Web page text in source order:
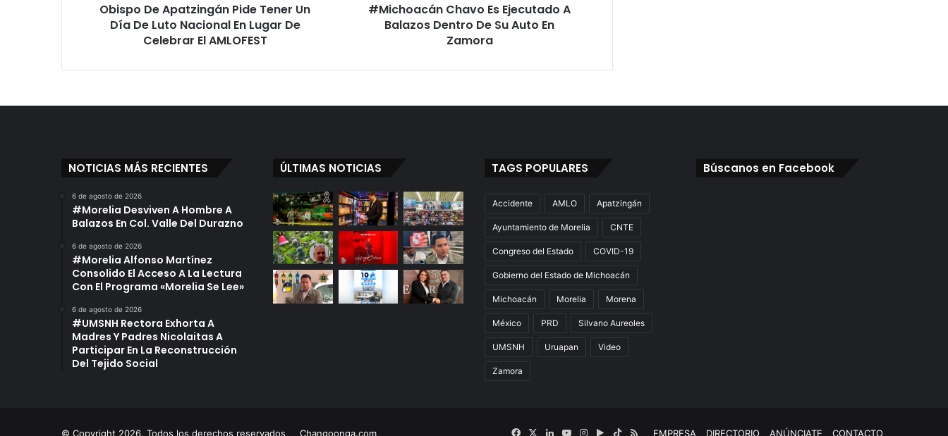
Nacional
Obispo De Apatzingán Pide Tener Un
Día De Luto Nacional En Lugar De
Celebrar El AMLOFEST
#Michoacán Chavo Es Ejecutado A
Balazos Dentro De Su Auto En
Zamora
NOTICIAS MÁS RECIENTES
6 de agosto de 2026
#Morelia Desviven A Hombre A
Balazos En Col. Valle Del Durazno
6 de agosto de 2026
#Morelia Alfonso Martínez
Consolido El Acceso A La Lectura
Con El Programa «Morelia Se Lee»
6 de agosto de 2026
#UMSNH Rectora Exhorta A
Madres Y Padres Nicolaitas A
Participar En La Reconstrucción
Del Tejido Social
ÚLTIMAS NOTICIAS TAGS POPULARES
Accidente AMLO Apatzingán
Ayuntamiento de Morelia CNTE
Congreso del Estado COVID-19
Gobierno del Estado de Michoacán
Michoacán Morelia Morena
México PRD Silvano Aureoles
UMSNH Uruapan Video
Zamora
Búscanos en Facebook
© Copyright 2026. Todos los derechos reservados Changoonga.com EMPRESA DIRECTORIO ANÚNCIATE CONTACTO
Facebook
X LinkedInYouTubeInstagram
Google
TikTokRSS